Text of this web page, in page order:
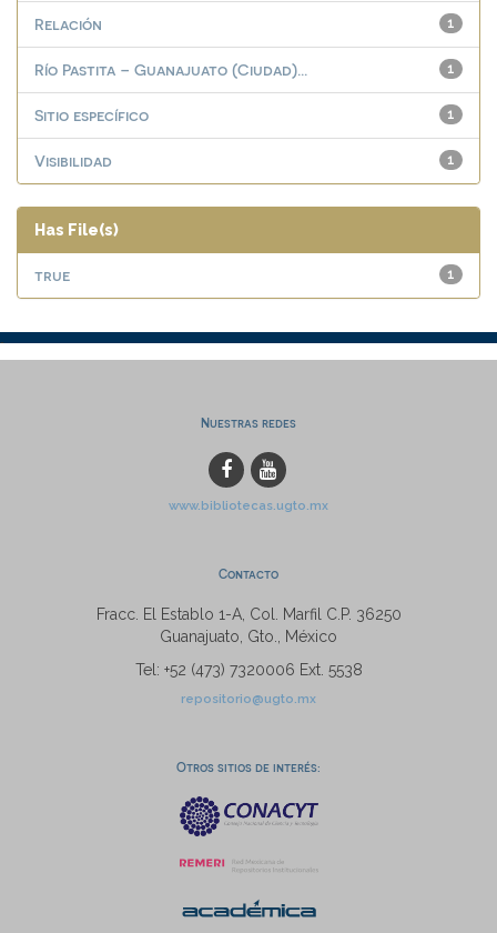
1
Relación
1
Río Pastita – Guanajuato (Ciudad)...
1
Sitio específico
1
Visibilidad
Has File(s)
1
true
Nuestras redes
www.bibliotecas.ugto.mx
Contacto
Fracc. El Establo 1-A, Col. Marfil C.P. 36250
Guanajuato, Gto., México
Tel: +52 (473) 7320006 Ext. 5538
repositorio@ugto.mx
Otros sitios de interés: